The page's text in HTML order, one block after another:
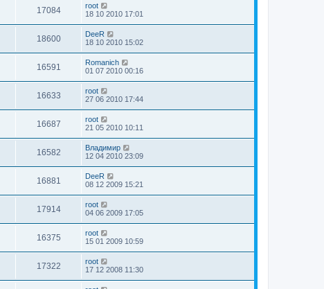
17084
root
18 10 2010 17:01
18600
DeeR
18 10 2010 15:02
16591
Romanich
01 07 2010 00:16
16633
root
27 06 2010 17:44
16687
root
21 05 2010 10:11
16582
Владимир
12 04 2010 23:09
16881
DeeR
08 12 2009 15:21
17914
root
04 06 2009 17:05
16375
root
15 01 2009 10:59
17322
root
17 12 2008 11:30